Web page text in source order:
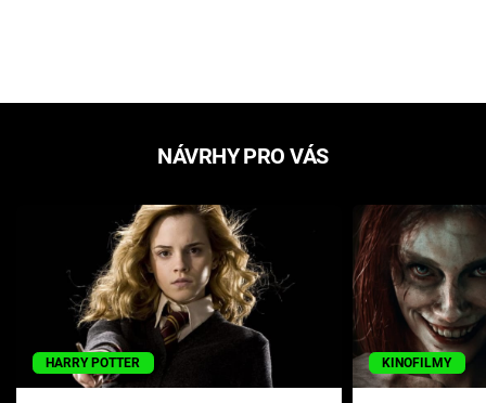
NÁVRHY PRO VÁS
HARRY POTTER KINOFILMY